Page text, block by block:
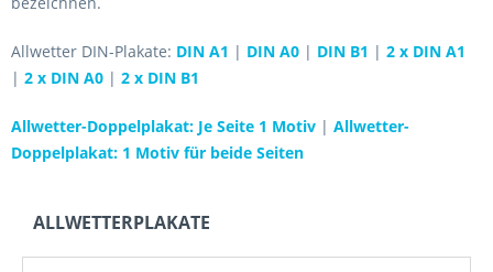
Allwetter DIN-Plakate: DIN A1 | DIN A0 | DIN B1 | 2 x DIN A1
| 2 x DIN A0 | 2 x DIN B1
Allwetter-Doppelplakat: Je Seite 1 Motiv | Allwetter-
Doppelplakat: 1 Motiv für beide Seiten
ALLWETTERPLAKATE